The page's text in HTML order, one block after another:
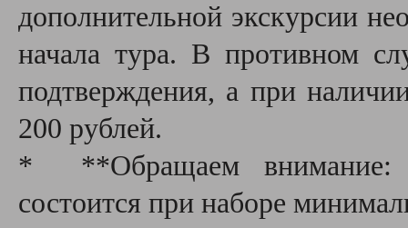
дополнительной экскурсии
начала тура. В противном
подтверждения, а при
200 рублей.
* **Обращаем внимание:
состоится при наборе